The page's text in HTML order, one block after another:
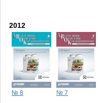
2012
№ 8 № 7